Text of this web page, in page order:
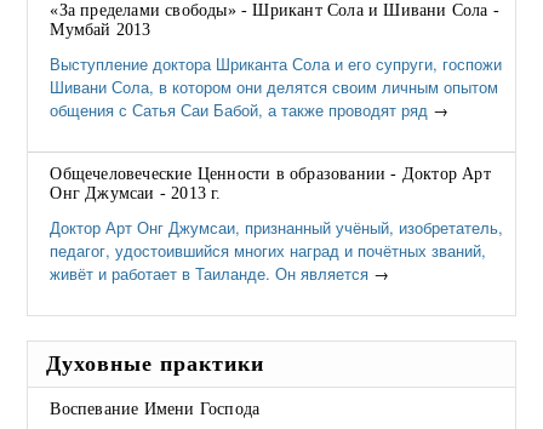
«За пределами свободы» - Шрикант Сола и Шивани Сола -
Мумбай 2013
Выступление доктора Шриканта Сола и его супруги, госпожи
Шивани Сола, в котором они делятся своим личным опытом
общения с Сатья Саи Бабой, а также проводят ряд →
Общечеловеческие Ценности в образовании - Доктор Арт
Онг Джумсаи - 2013 г.
Доктор Арт Онг Джумсаи, признанный учёный, изобретатель,
педагог, удостоившийся многих наград и почётных званий,
живёт и работает в Таиланде. Он является →
Духовные практики
Воспевание Имени Господа